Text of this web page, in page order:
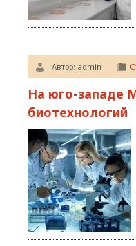
Автор: admin
На юго-западе
биотехнологий